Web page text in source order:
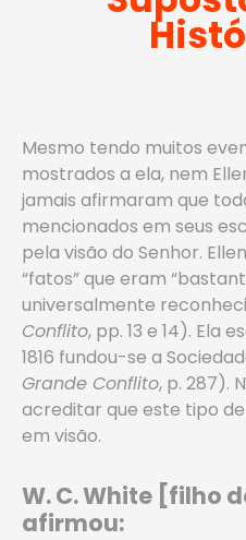
Mesmo tendo muitos
mostrados a ela, nem
jamais afirmaram que
mencionados em seus
pela visão do Senhor.
“fatos” que eram
universalmente
Conflito, pp. 13 e 14). Ela
1816 fundou-se a
Grande Conflito, p. 287).
acreditar que este tipo
em visão.
W. C. White [filho
afirmou: